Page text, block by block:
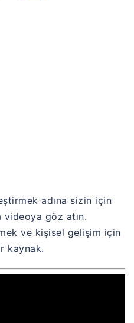
adına sizin için
videoya göz atın.
ve kişisel gelişim için
kaynak.